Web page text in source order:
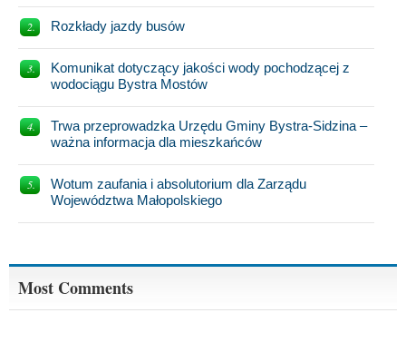
Rozkłady jazdy busów
Komunikat dotyczący jakości wody pochodzącej z
wodociągu Bystra Mostów
Trwa przeprowadzka Urzędu Gminy Bystra-Sidzina –
ważna informacja dla mieszkańców
Wotum zaufania i absolutorium dla Zarządu
Województwa Małopolskiego
Most Comments